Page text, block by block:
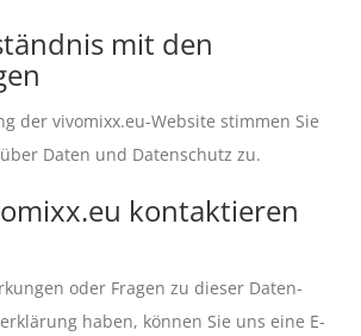
mit den
der vivomixx.eu-Website stimmen Sie
Daten und Datenschutz zu.
kontaktieren
oder Fragen zu dieser Daten-
haben, können Sie uns eine E-